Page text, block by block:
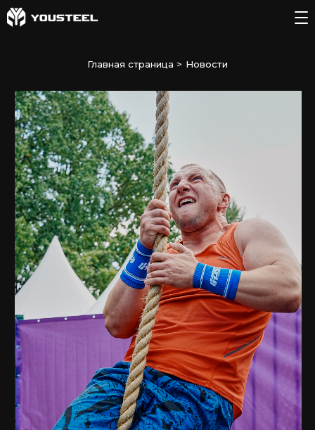
Главная страница > Новости